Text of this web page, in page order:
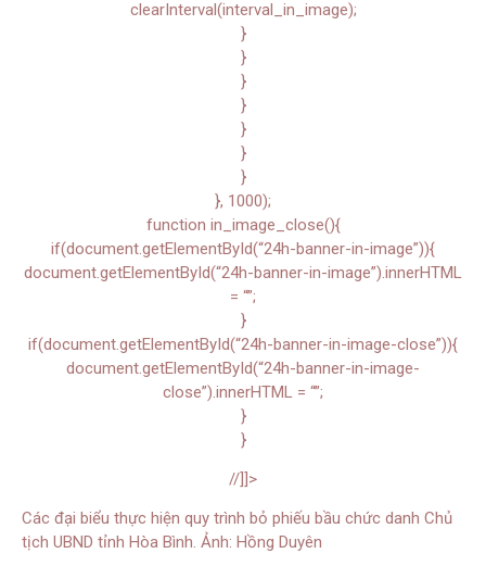
clearInterval(interval_in_image);
}
}
}
}
}
}
}
}, 1000);
function in_image_close(){
if(document.getElementById(“24h-banner-in-image”)){
document.getElementById(“24h-banner-in-image”).innerHTML
= “”;
}
if(document.getElementById(“24h-banner-in-image-close”)){
document.getElementById(“24h-banner-in-image-
close”).innerHTML = “”;
}
}
//]]>
Các đại biểu thực hiện quy trình bỏ phiếu bầu chức danh Chủ
tịch UBND tỉnh Hòa Bình. Ảnh: Hồng Duyên